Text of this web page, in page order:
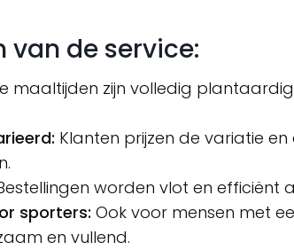
van de service:
maaltijden zijn volledig
Klanten prijzen de variatie
worden vlot en efficiënt
sporters: Ook voor mensen met
en vullend.